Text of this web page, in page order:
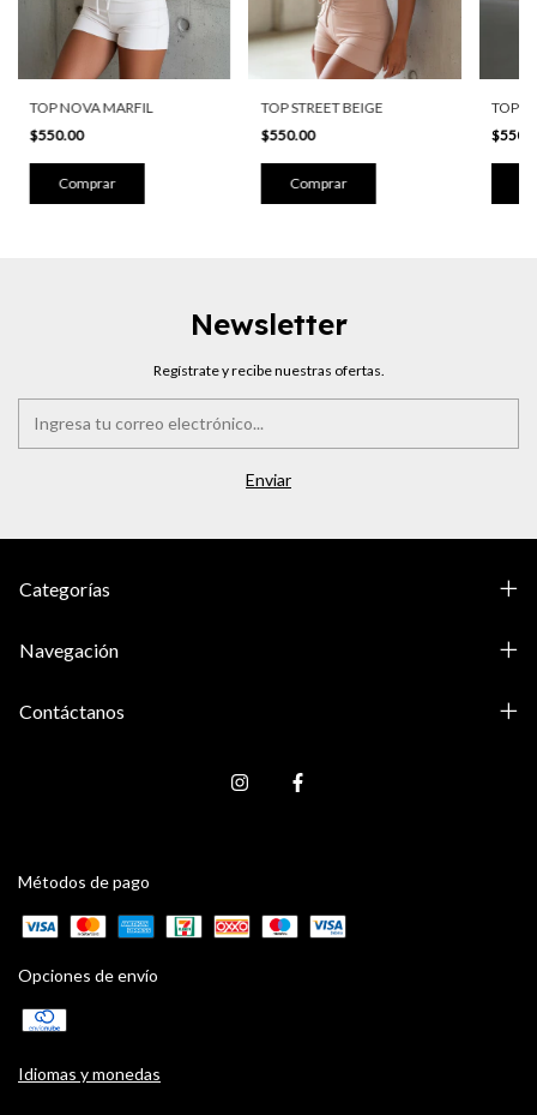
TOP NOVA MARFIL
$550.00
Comprar
TOP STREET BEIGE
$550.00
Comprar
TOP
Newsletter
Regístrate y recibe nuestras ofertas.
Categorías
Navegación
Contáctanos
Métodos de pago
Opciones de envío
Idiomas y monedas